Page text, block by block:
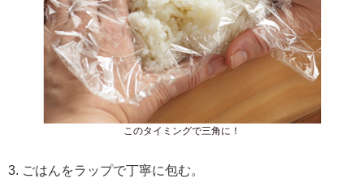
このタイミングで三角に！
3. ごはんをラップで丁寧に包む。